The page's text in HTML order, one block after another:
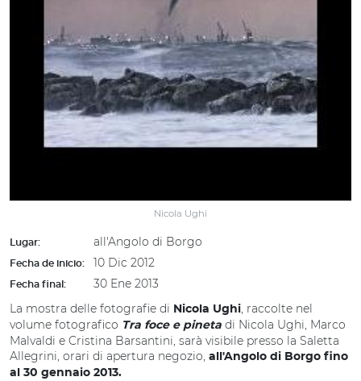
Nicola Ughi
Lugar: all'Angolo di Borgo
Fecha de inicio: 10 Dic 2012
Fecha final:
30 Ene 2013
La mostra delle fotografie di Nicola Ughi, raccolte nel
volume fotografico Tra foce e pineta di Nicola Ughi, Marco
Malvaldi e Cristina Barsantini, sarà visibile presso la Saletta
Allegrini, orari di apertura negozio, all'Angolo di Borgo fino
al 30 gennaio 2013.